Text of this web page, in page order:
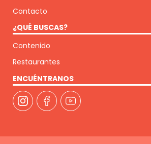
Contacto
¿QUÉ BUSCAS?
Contenido
Restaurantes
ENCUÉNTRANOS